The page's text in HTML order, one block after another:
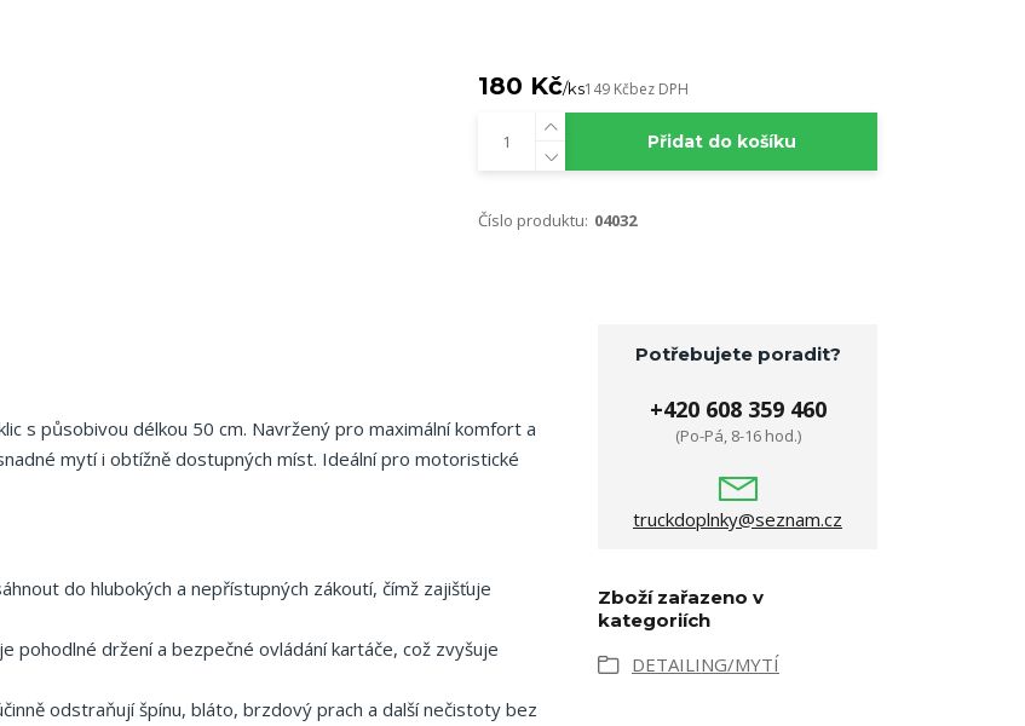
180 Kč/ks149 Kčbez DPH
Přidat do košíku
Číslo produktu: 04032
s působivou délkou 50 cm. Navržený pro maximální komfort a
mytí i obtížně dostupných míst. Ideální pro motoristické
do hlubokých a nepřístupných zákoutí, čímž zajišťuje
pohodlné držení a bezpečné ovládání kartáče, což zvyšuje
odstraňují špínu, bláto, brzdový prach a další nečistoty bez
Potřebujete poradit?
+420 608 359 460
(Po-Pá, 8-16 hod.)
truckdoplnky@seznam.cz
Zboží zařazeno v
kategoriích
DETAILING/MYTÍ